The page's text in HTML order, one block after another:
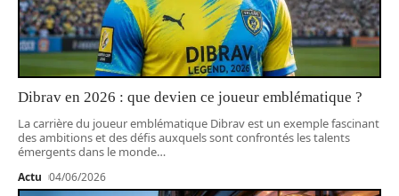
Dibrav en 2026 : que devien ce joueur emblématique ?
La carrière du joueur emblématique Dibrav est un exemple fascinant
des ambitions et des défis auxquels sont confrontés les talents
émergents dans le monde…
Actu 04/06/2026